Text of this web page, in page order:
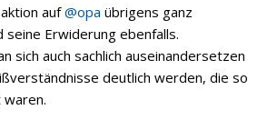
auf@opa übrigens ganz
seine Erwiderung ebenfalls.
sich auch sachlich auseinandersetzen
deutlich werden, die so